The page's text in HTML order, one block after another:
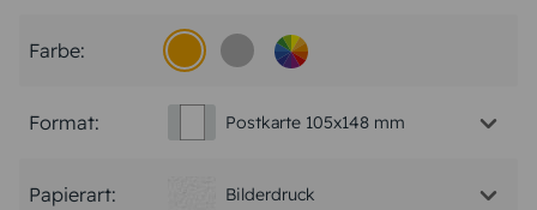
Farbe:
Format: Postkarte 105x148 mm
Papierart: Bilderdruck